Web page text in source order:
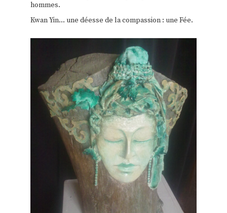
hommes.
Kwan Yin… une déesse de la compassion : une Fée.